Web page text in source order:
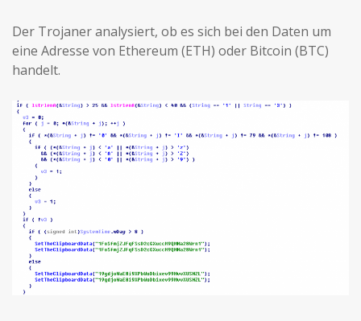
Der Trojaner analysiert, ob es sich bei den Daten um
eine Adresse von Ethereum (ETH) oder Bitcoin (BTC)
handelt.